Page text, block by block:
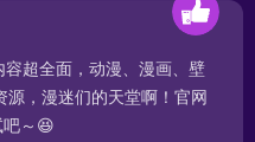
容超全面，动漫、漫画、壁
，漫迷们的天堂啊！官网
吧～😆